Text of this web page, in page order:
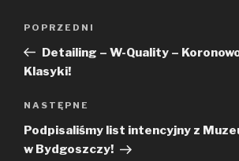
Poprzedni
wpis
POPRZEDNI
Detailing – W-Quality –
Klasyki!
Następny
wpis
NASTĘPNE
Podpisaliśmy list intencyjny z
w Bydgoszczy!